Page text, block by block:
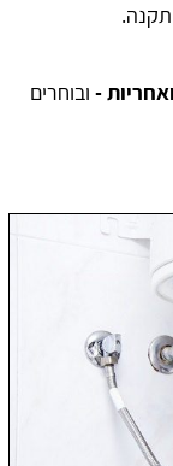
- ובוחרים